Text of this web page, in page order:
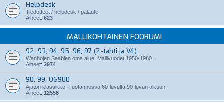
Helpdesk
Tiedotteet / helpdesk / palaute.
Aiheet: 623
MALLIKOHTAINEN FOORUMI
92, 93, 94, 95, 96, 97 (2-tahti ja V4)
Wanhojen Saabien oma alue. Mallivuodet 1950-1980.
Aiheet: 2974
90, 99, OG900
Ajaton klassikko. Tuotannossa 60-luvulta 90-luvun alkuun.
Aiheet: 12556